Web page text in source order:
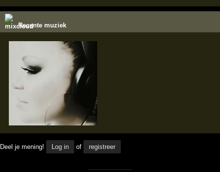
Recente muziek
Deel je mening! Log in of registreer